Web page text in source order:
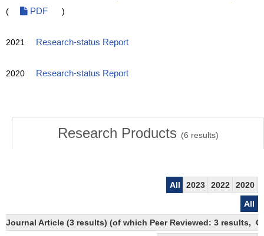
(
PDF )
2021 Research-status Report
2020 Research-status Report
Research Products (6 results)
All 2023 2022
2020
All
Journal Article (3 results) (of which Peer Reviewed: 3 results,